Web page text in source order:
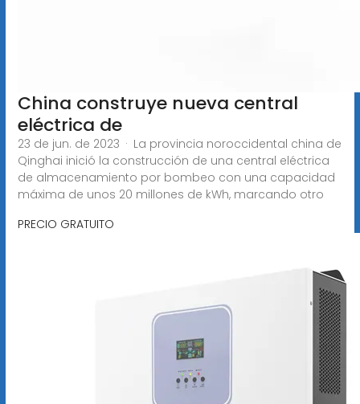
China construye nueva central
eléctrica de
23 de jun. de 2023 · La provincia noroccidental china de
Qinghai inició la construcción de una central eléctrica
de almacenamiento por bombeo con una capacidad
máxima de unos 20 millones de kWh, marcando otro
PRECIO GRATUITO